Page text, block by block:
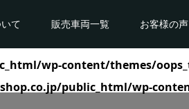
て 販売車両一覧 お客様の声
wp-content/themes/
public_html/wp-